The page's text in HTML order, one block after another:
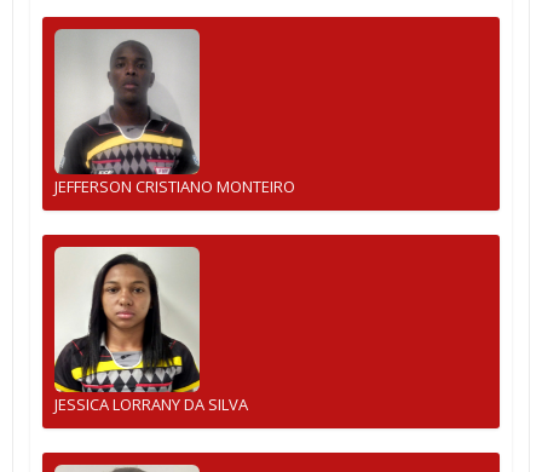
JEFFERSON CRISTIANO MONTEIRO
JESSICA LORRANY DA SILVA